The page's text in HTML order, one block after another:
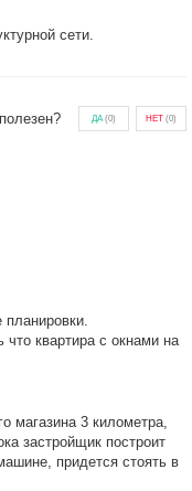
сети.
ДА(0) НЕТ (0)
квартира с окнами на
магазина 3 километра,
застройщик построит
придется стоять в